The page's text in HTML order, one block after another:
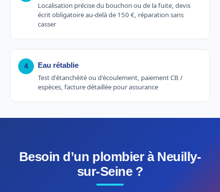
Localisation précise du bouchon ou de la fuite, devis
écrit obligatoire au-delà de 150 €, réparation sans
casser
4 Eau rétablie
Test d'étanchéité ou d'écoulement, paiement CB /
espèces, facture détaillée pour assurance
Besoin d’un plombier à Neuilly-
sur-Seine ?